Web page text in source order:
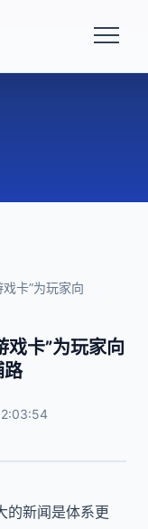
卡”为玩家向
戏卡”为玩家向
的新闻是体系更